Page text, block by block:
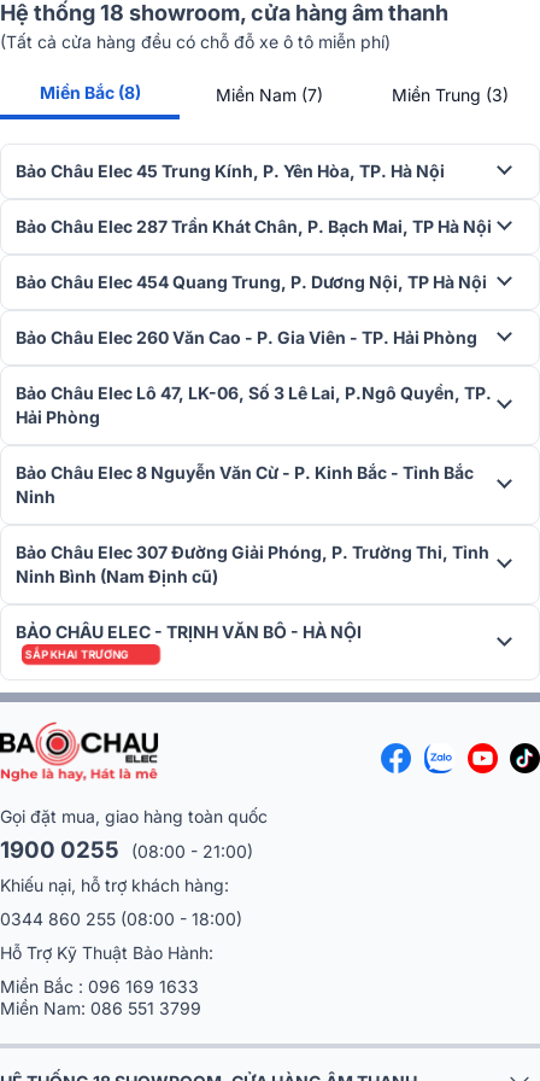
Khả năng xử lý âm thanh ấn tượng
Bộ khuếch đại Class D có độ méo cực thấp Nexo NXAMP MK2 kết
hợp bộ chuyển đổi 32bit/96KHz và xử lý tín hiệu 64 bit để mang lại
những tiến bộ đáng kể về chất lượng âm thanh so với thế hệ
NXAMP trước đây. Âm trầm chắc chắn và độ nét cao đặc biệt ấn
tượng trong một màn trình diễn âm thanh vừa rõ ràng vừa giàu chi
tiết. Ngay cả ở mức âm lượng thấp, âm thanh vẫn rõ ràng và tinh
khiết.
Các bộ khuếch đại tích hợp ba DSP đa lõi mới cung cấp nền tảng
phần cứng được kiểm chứng trong tương lai, được trang bị để lưu
trữ các thuật toán mới và chạy các bản cập nhật phần sụn thế hệ
tiếp theo trong nhiều năm tới.
➣Xem thêm: Cục đẩy công suất 1U Nexo DTD AMP 4X0.7 chính
Sử dụng điện áp thấp
Hệ thống 18 showroom, cửa hàng âm thanh
(Tất cả cửa hàng đều có chỗ đỗ xe ô tô miễn phí)
Miền Bắc (8) Miền Nam (7) Miền Trung (3)
Bảo Châu Elec 45 Trung Kính, P. Yên Hòa, TP. Hà Nội
Bảo Châu Elec 287 Trần Khát Chân, P. Bạch Mai, TP Hà Nội
Bảo Châu Elec 454 Quang Trung, P. Dương Nội, TP Hà Nội
Bảo Châu Elec 260 Văn Cao - P. Gia Viên - TP. Hải Phòng
Bảo Châu Elec Lô 47, LK-06, Số 3 Lê Lai, P.Ngô Quyền, TP.
Hải Phòng
Bảo Châu Elec 8 Nguyễn Văn Cừ - P. Kinh Bắc - Tỉnh Bắc
Ninh
Bảo Châu Elec 307 Đường Giải Phóng, P. Trường Thi, Tỉnh
Ninh Bình (Nam Định cũ)
BẢO CHÂU ELEC - TRỊNH VĂN BÔ - HÀ NỘI
SẮP KHAI TRƯƠNG
Gọi đặt mua, giao hàng toàn quốc
1900 0255
(08:00 - 21:00)
Khiếu nại, hỗ trợ khách hàng:
0344 860 255 (08:00 - 18:00)
Hỗ Trợ Kỹ Thuật Bảo Hành:
Miền Bắc : 096 169 1633
Miền Nam: 086 551 3799